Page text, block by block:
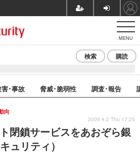
MENU
検索 購読
害･事故 脅威･脆弱性 調査･報告
閉鎖サービスをあおぞら銀
ュリティ）
向
2009.4.2 Thu 17:25